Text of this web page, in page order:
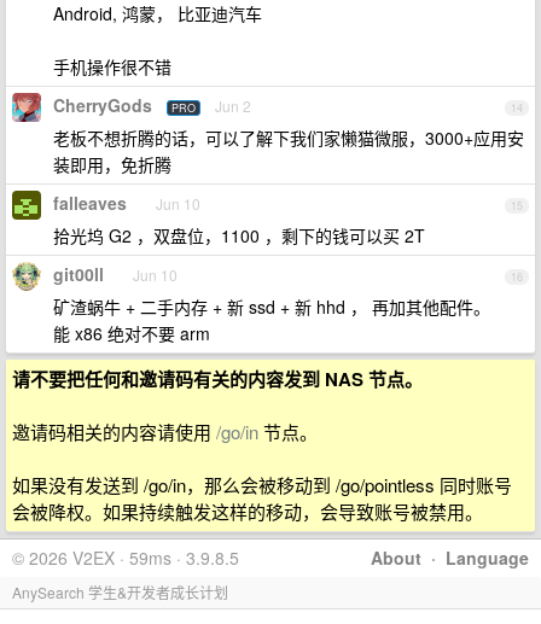
Android, 鸿蒙， 比亚迪汽车
手机操作很不错
14
CherryGods PRO Jun 2
老板不想折腾的话，可以了解下我们家懒猫微服，3000+应用安
装即用，免折腾
15
falleaves Jun 10
拾光坞 G2 ，双盘位，1100 ，剩下的钱可以买 2T
16
git00ll Jun 10
矿渣蜗牛 + 二手内存 + 新 ssd + 新 hhd ， 再加其他配件。
能 x86 绝对不要 arm
请不要把任何和邀请码有关的内容发到 NAS 节点。
邀请码相关的内容请使用 /go/in节点。
如果没有发送到 /go/in，那么会被移动到 /go/pointless 同时账号
会被降权。如果持续触发这样的移动，会导致账号被禁用。
About · Language
© 2026 V2EX · 59ms · 3.9.8.5
AnySearch 学生&开发者成长计划